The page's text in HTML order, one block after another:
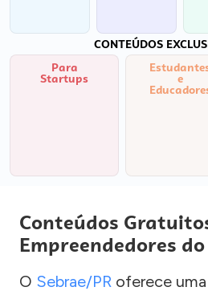
CONTEÚDOS
Para
Startups e
Conteúdos
Empreendedores
O Sebrae/PR oferece